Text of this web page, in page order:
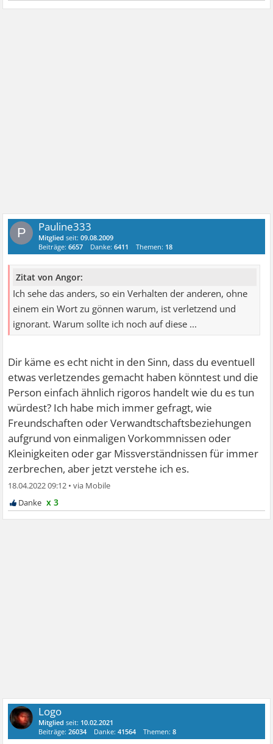
P Pauline333
Mitglied seit:09.08.2009
Beiträge:6657 Danke:6411 Themen: 18
Zitat von Angor:
Ich sehe das anders, so ein Verhalten der anderen, ohne
einem ein Wort zu gönnen warum, ist verletzend und
ignorant. Warum sollte ich noch auf diese ...
Dir käme es echt nicht in den Sinn, dass du eventuell
etwas verletzendes gemacht haben könntest und die
Person einfach ähnlich rigoros handelt wie du es tun
würdest? Ich habe mich immer gefragt, wie
Freundschaften oder Verwandtschaftsbeziehungen
aufgrund von einmaligen Vorkommnissen oder
Kleinigkeiten oder gar Missverständnissen für immer
zerbrechen, aber jetzt verstehe ich es.
18.04.2022 09:12 •
x 3
Logo
Mitglied seit: 10.02.2021
Beiträge:26034 Danke:41564 Themen:8